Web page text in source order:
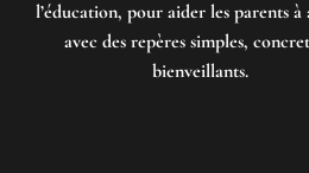
l’éducation, pour aider les parents à
avec des repères simples,
bienveillants.